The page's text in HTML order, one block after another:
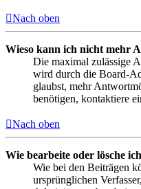
Nach oben
Wieso kann ich nicht mehr
Die maximal zulässige
wird durch die Board-
glaubst, mehr
benötigen, kontaktiere
Nach oben
Wie bearbeite oder lösche
Wie bei den Beiträgen
ursprünglichen